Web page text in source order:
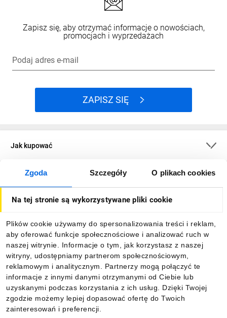
Zgoda Szczegóły O plikach cookies
Na tej stronie są wykorzystywane pliki cookie
Plików cookie używamy do spersonalizowania treści i reklam,
aby oferować funkcje społecznościowe i analizować ruch w
naszej witrynie. Informacje o tym, jak korzystasz z naszej
witryny, udostępniamy partnerom społecznościowym,
reklamowym i analitycznym. Partnerzy mogą połączyć te
informacje z innymi danymi otrzymanymi od Ciebie lub
uzyskanymi podczas korzystania z ich usług. Dzięki Twojej
zgodzie możemy lepiej dopasować ofertę do Twoich
zainteresowań i preferencji.
Zapisz się, aby otrzymać informacje o nowościach,
promocjach i wyprzedażach
Podaj adres e-mail
ZAPISZ SIĘ
Jak kupować
O firmie
Informacje
Pobierz naszą aplikację mobilną: